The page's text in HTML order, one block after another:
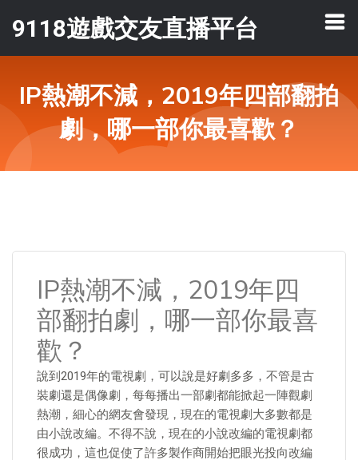
9118遊戲交友直播平台
IP熱潮不減，2019年四部翻拍
劇，哪一部你最喜歡？
IP熱潮不減，2019年四
部翻拍劇，哪一部你最喜
歡？
說到2019年的電視劇，可以說是好劇多多，不管是古
裝劇還是偶像劇，每每播出一部劇都能掀起一陣觀劇
熱潮，細心的網友會發現，現在的電視劇大多數都是
由小說改編。不得不說，現在的小說改編的電視劇都
很成功，這也促使了許多製作商開始把眼光投向改編